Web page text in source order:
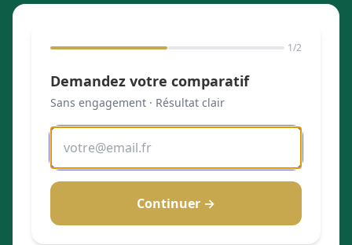
1/2
Demandez votre comparatif
Sans engagement · Résultat clair
Continuer →